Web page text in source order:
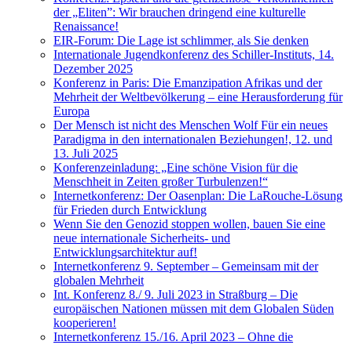
der „Eliten”: Wir brauchen dringend eine kulturelle
Renaissance!
EIR-Forum: Die Lage ist schlimmer, als Sie denken
Internationale Jugendkonferenz des Schiller-Instituts, 14.
Dezember 2025
Konferenz in Paris: Die Emanzipation Afrikas und der
Mehrheit der Weltbevölkerung – eine Herausforderung für
Europa
Der Mensch ist nicht des Menschen Wolf Für ein neues
Paradigma in den internationalen Beziehungen!, 12. und
13. Juli 2025
Konferenzeinladung: „Eine schöne Vision für die
Menschheit in Zeiten großer Turbulenzen!“
Internetkonferenz: Der Oasenplan: Die LaRouche-Lösung
für Frieden durch Entwicklung
Wenn Sie den Genozid stoppen wollen, bauen Sie eine
neue internationale Sicherheits- und
Entwicklungsarchitektur auf!
Internetkonferenz 9. September – Gemeinsam mit der
globalen Mehrheit
Int. Konferenz 8./ 9. Juli 2023 in Straßburg – Die
europäischen Nationen müssen mit dem Globalen Süden
kooperieren!
Internetkonferenz 15./16. April 2023 – Ohne die